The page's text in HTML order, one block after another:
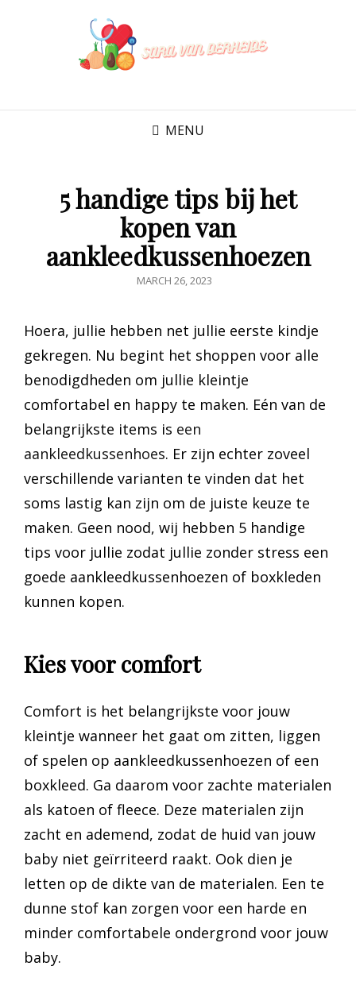
SARA VAN
DERHEIDE
MENU
5 handige tips bij het
kopen van
aankleedkussenhoezen
POSTED
MARCH 26, 2023
Hoera, jullie hebben net jullie eerste kindje
gekregen. Nu begint het shoppen voor alle
benodigdheden om jullie kleintje
comfortabel en happy te maken. Eén van de
belangrijkste items is een
aankleedkussenhoes. Er zijn echter zoveel
verschillende varianten te vinden dat het
soms lastig kan zijn om de juiste keuze te
maken. Geen nood, wij hebben 5 handige
tips voor jullie zodat jullie zonder stress een
goede aankleedkussenhoezen of boxkleden
kunnen kopen.
Kies voor comfort
Comfort is het belangrijkste voor jouw
kleintje wanneer het gaat om zitten, liggen
of spelen op aankleedkussenhoezen of een
boxkleed. Ga daarom voor zachte materialen
als katoen of fleece. Deze materialen zijn
zacht en ademend, zodat de huid van jouw
baby niet geïrriteerd raakt. Ook dien je
letten op de dikte van de materialen. Een te
dunne stof kan zorgen voor een harde en
minder comfortabele ondergrond voor jouw
baby.